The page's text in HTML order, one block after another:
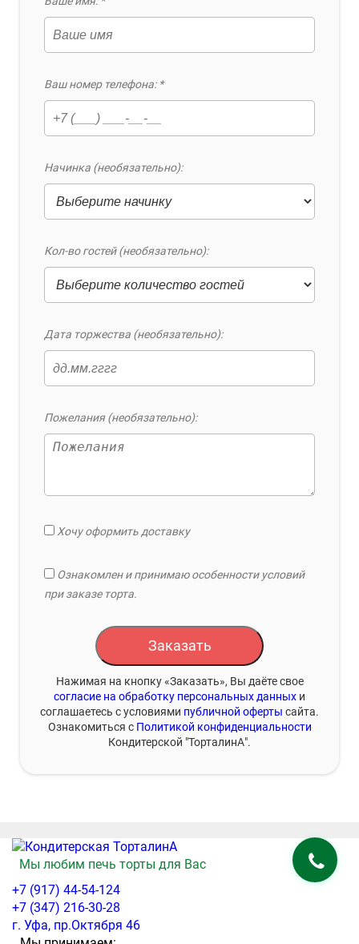
Ваш номер телефона: *
Начинка (необязательно):
Кол-во гостей (необязательно):
Дата торжества (необязательно):
Пожелания (необязательно):
Хочу оформить доставку
Ознакомлен и принимаю особенности условий
при заказе торта.
Заказать
Нажимая на кнопку «Заказать», Вы даёте свое
согласие на обработку персональных данных и
соглашаетесь с условиями публичной оферты сайта.
Ознакомиться с Политикой конфиденциальности
Кондитерской "ТорталинА".
Мы любим печь торты для Вас
+7 (917) 44-54-124
+7 (347) 216-30-28
г. Уфа, пр.Октября 46